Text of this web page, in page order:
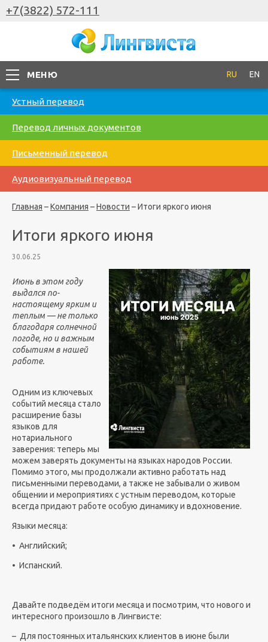
+7(3822) 572-111
МЕНЮ RU EN
Устный перевод
Перевод личных документов
Письменный перевод
Аудиовизуальный перевод
Главная –Компания –Новости –Итоги яркого июня
Итоги яркого июня
30.06.25
Июнь в этом году
выдался по-
настоящему ярким и
теплым — не только
благодаря солнечной
погоде, но и важным
событиям в нашей
работе.
Одним из ключевых
событий месяца стало
расширение базы
языков для
нотариального
заверения: теперь мы
можем заверять документы на языках народов России.
Помимо этого, мы продолжали активно работать над
письменными переводами, а также не забывали о живом
общении и мероприятиях с устным переводом, которые
всегда придают работе особую динамику и вдохновение.
Языки месяца:
• Английский;
• Испанский.
Давайте подведём итоги месяца и посмотрим, что нового и
интересного произошло в Лингвисте:
– Для постоянных итальянских клиентов в июне были